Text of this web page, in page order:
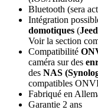
Bluetooth (sera
Intégration
domotiques (
Voir la section
Compatibilité
caméra sur des
des NAS
compatibles
Fabriqué en
Garantie 2 ans